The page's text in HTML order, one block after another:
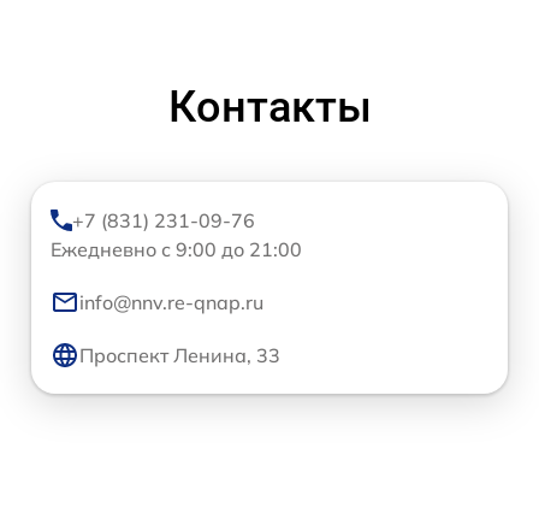
Контакты
+7 (831) 231-09-76
Ежедневно с 9:00 до 21:00
info@nnv.re-qnap.ru
Проспект Ленина, 33